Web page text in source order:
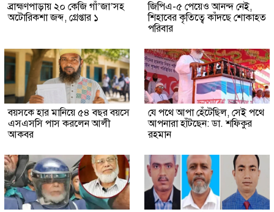
ব্রাহ্মণপাড়ায় ২০ কেজি গাঁ’জা’সহ
অটোরিকশা জব্দ, গ্রেপ্তার ১
জিপিএ-৫ পেয়েও আনন্দ নেই,
শিহাবের কৃতিত্বে কাঁদছে শোকাহত
পরিবার
বয়সকে হার মানিয়ে ৫৪ বছর বয়সে
এসএসসি পাস করলেন আলী
আকবর
যে পথে আপা হেঁটেছিল, সেই পথে
আপনারা হাঁটছেন: ডা. শফিকুর
রহমান